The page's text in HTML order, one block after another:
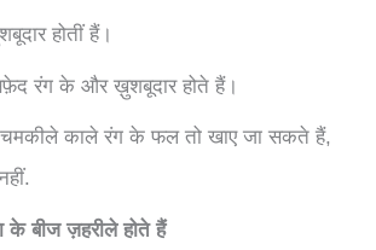
होतीं हैं।
रंग के और ख़ुशबूदार होते हैं।
काले रंग के फल तो खाए जा सकते हैं,
के बीज ज़हरीले होते हैं